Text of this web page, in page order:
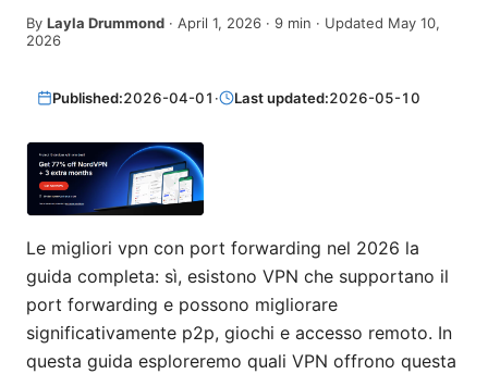
By Layla Drummond · April 1, 2026 · 9 min · Updated May 10,
2026
Published:2026-04-01 · Last updated:2026-05-10
Le migliori vpn con port forwarding nel 2026 la
guida completa: sì, esistono VPN che supportano il
port forwarding e possono migliorare
significativamente p2p, giochi e accesso remoto. In
questa guida esploreremo quali VPN offrono questa